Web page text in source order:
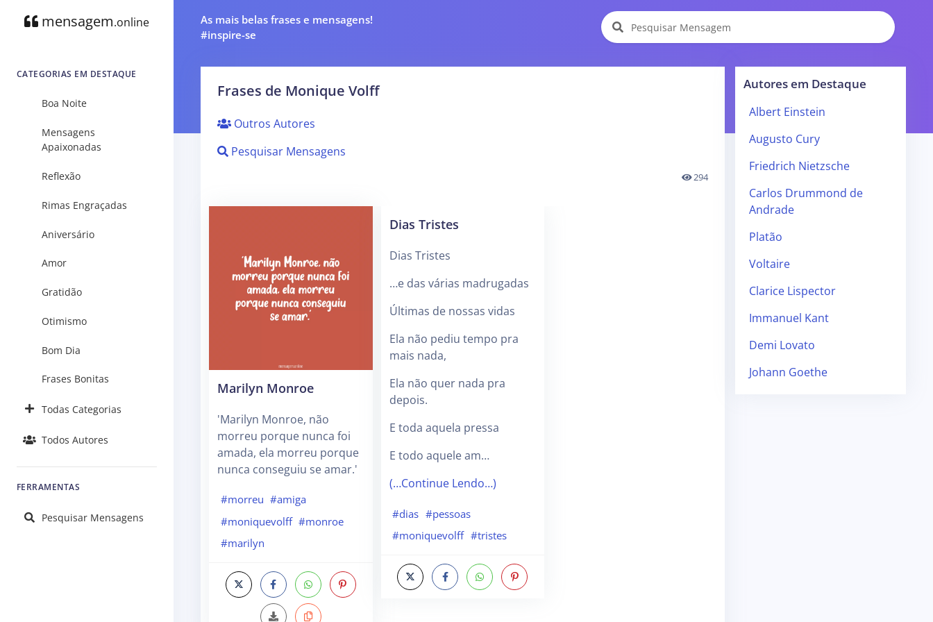
mensagem.online
CATEGORIAS EM DESTAQUE
Boa Noite
Mensagens
Apaixonadas
Reflexão
Rimas Engraçadas
Aniversário
Amor
Gratidão
Otimismo
Bom Dia
Frases Bonitas
Todas Categorias
Todos Autores
FERRAMENTAS
Pesquisar Mensagens
As mais belas frases e mensagens!
#inspire-se
Frases de Monique Volff
Outros Autores
Pesquisar Mensagens
294
Marilyn Monroe
'Marilyn Monroe, não
morreu porque nunca foi
amada, ela morreu porque
nunca conseguiu se amar.'
#morreu #amiga
#moniquevolff #monroe
#marilyn
Dias Tristes
Dias Tristes
…e das várias madrugadas
Últimas de nossas vidas
Ela não pediu tempo pra
mais nada,
Ela não quer nada pra
depois.
E toda aquela pressa
E todo aquele am…
(…Continue Lendo…)
#dias #pessoas
#moniquevolff #tristes
Autores em Destaque
Albert Einstein
Augusto Cury
Friedrich Nietzsche
Carlos Drummond de
Andrade
Platão
Voltaire
Clarice Lispector
Immanuel Kant
Demi Lovato
Johann Goethe